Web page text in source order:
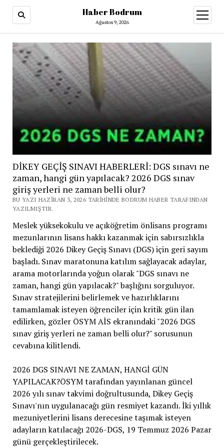
Haber Bodrum
Ağustos 9, 2026
aç
DİKEY GEÇİŞ SINAVI HABERLERİ: DGS sınavı ne
zaman, hangi gün yapılacak? 2026 DGS sınav
giriş yerleri ne zaman belli olur?
BU YAZI HAZIRAN 3, 2026 TARIHINDE BODRUM HABER TARAFINDAN
YAZILMIŞTIR.
Meslek yüksekokulu ve açıköğretim önlisans programı
mezunlarının lisans hakkı kazanmak için sabırsızlıkla
beklediği 2026 Dikey Geçiş Sınavı (DGS) için geri sayım
başladı. Sınav maratonuna katılım sağlayacak adaylar,
arama motorlarında yoğun olarak "DGS sınavı ne
zaman, hangi gün yapılacak?" başlığını sorguluyor.
Sınav stratejilerini belirlemek ve hazırlıklarını
tamamlamak isteyen öğrenciler için kritik gün ilan
edilirken, gözler ÖSYM AİS ekranındaki "2026 DGS
sınav giriş yerleri ne zaman belli olur?" sorusunun
cevabına kilitlendi.
2026 DGS SINAVI NE ZAMAN, HANGİ GÜN
YAPILACAK?ÖSYM tarafından yayınlanan güncel
2026 yılı sınav takvimi doğrultusunda, Dikey Geçiş
Sınavı'nın uygulanacağı gün resmiyet kazandı. İki yıllık
mezuniyetlerini lisans derecesine taşımak isteyen
adayların katılacağı 2026-DGS, 19 Temmuz 2026 Pazar
günü gerçekleştirilecek.